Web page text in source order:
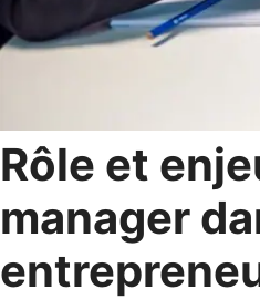
Rôle et
manager